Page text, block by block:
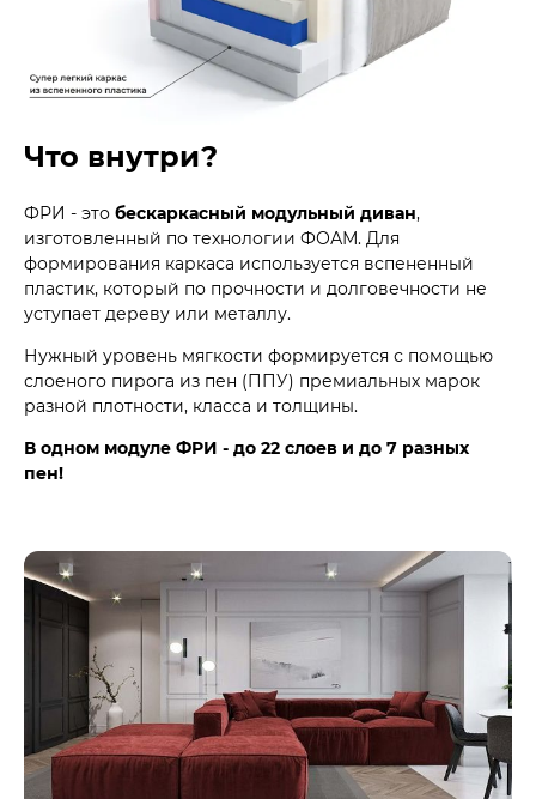
Что внутри?
ФРИ - это бескаркасный модульный диван,
изготовленный по технологии ФОАМ. Для
формирования каркаса используется вспененный
пластик, который по прочности и долговечности не
уступает дереву или металлу.
Нужный уровень мягкости формируется с помощью
слоеного пирога из пен (ППУ) премиальных марок
разной плотности, класса и толщины.
В одном модуле ФРИ - до 22 слоев и до 7 разных
пен!